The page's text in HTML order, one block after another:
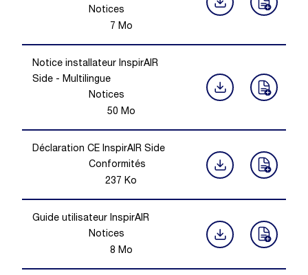
Notices
7 Mo
Notice installateur InspirAIR
Side - Multilingue
Notices
50 Mo
Déclaration CE InspirAIR Side
Conformités
237 Ko
Guide utilisateur InspirAIR
Notices
8 Mo